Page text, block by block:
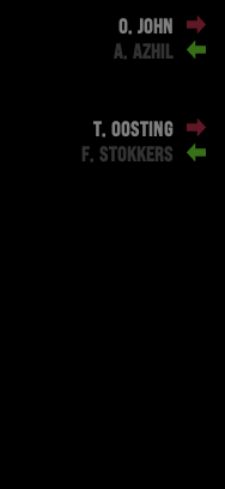
O. JOHN
A. AZHIL
T. OOSTING
F. STOKKERS